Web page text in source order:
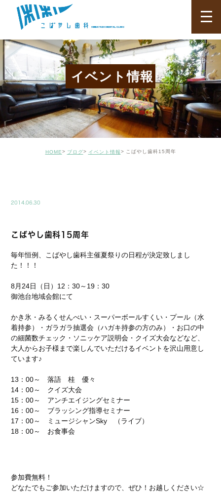
イベント情報
HOME ブログ イベント情報 こばやし歯科15周年
2014.06.30
こばやし歯科15周年
毎年恒例、こばやし歯科主催夏祭りの日程が決定致しまし
た！！！
8月24日（日）12：30～19：30
御池台地域会館にて
かき氷・みるくせんべい・スーパーボールすくい・プール（水
着持参）・ガラガラ抽選会（ハガキ持参の方のみ）・お口の中
の細菌数チェック・ソニッケア説明会・クイズ大会などなど、
大人からお子様まで楽しんでいただけるイベントを沢山用意し
ています♪
13：00～ 落語 桂 優々
14：00～ クイズ大会
15：00～ アンチエイジングセミナー
16：00～ ブラッシング指導セミナー
17：00～ ミュージシャンSky （ライブ）
18：00～ お食事会
参加費無料！
どなたでもご参加いただけますので、ぜひ！お越しください☆